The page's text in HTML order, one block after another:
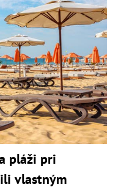
pláži pri
vlastným